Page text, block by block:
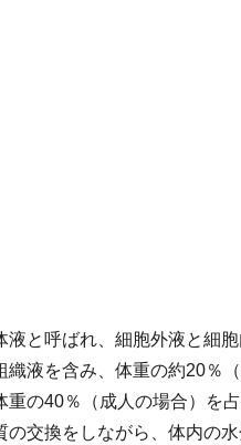
液と呼ばれ、細胞外液と細
液を含み、体重の約20％
重の40％（成人の場合）を
の交換をしながら、体内の